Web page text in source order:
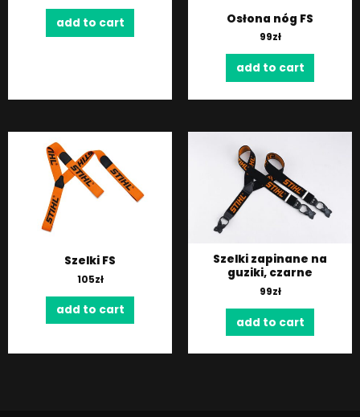
add to cart Osłona nóg FS
99zł
add to cart
Szelki FS
105zł
add to cart
Szelki zapinane na
guziki, czarne
99zł
add to cart